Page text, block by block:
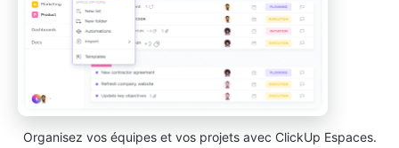
Organisez vos équipes et vos projets avec ClickUp Espaces.